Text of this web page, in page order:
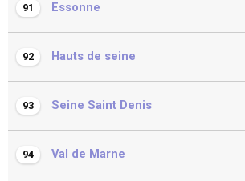
91 Essonne
92 Hauts de seine
93 Seine Saint Denis
94 Val de Marne